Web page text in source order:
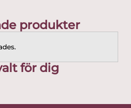
produkter
för dig